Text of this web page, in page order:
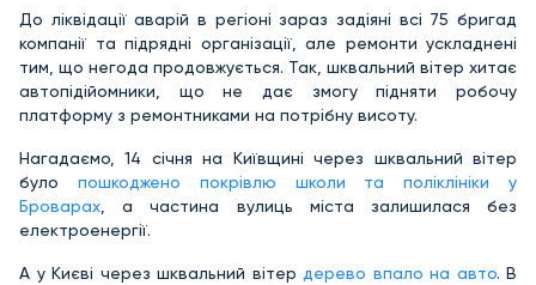
До ліквідації аварій в регіоні зараз задіяні всі 75 бригад
компанії та підрядні організації, але ремонти ускладнені
тим, що негода продовжується. Так, шквальний вітер хитає
автопідійомники, що не дає змогу підняти робочу
платформу з ремонтниками на потрібну висоту.
Нагадаємо, 14 січня на Київщині через шквальний вітер
було пошкоджено покрівлю школи та поліклініки у
Броварах, а частина вулиць міста залишилася без
електроенергії.
А у Києві через шквальний вітер дерево впало на авто. В